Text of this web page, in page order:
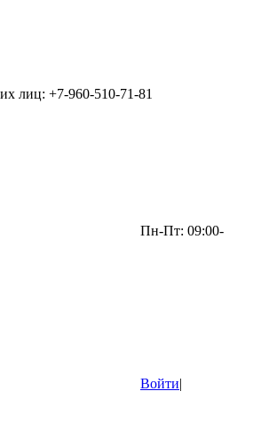
лиц: +7-960-510-71-81
Пн-Пт: 09:00-
Войти|